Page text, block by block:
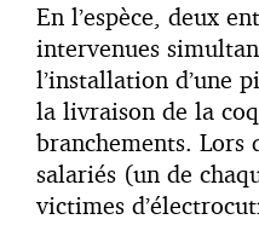
En l’espèce, deux
intervenues
l’installation d’une
la livraison de la
branchements. Lors
salariés (un de
victimes